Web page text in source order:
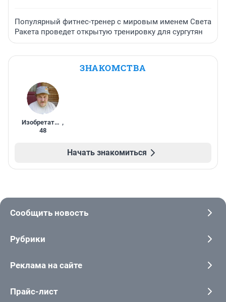
Популярный фитнес-тренер с мировым именем Света
Ракета проведет открытую тренировку для сургутян
ЗНАКОМСТВА
Изобретатель ,
48
Начать знакомиться
Сообщить новость
Рубрики
Реклама на сайте
Прайс-лист